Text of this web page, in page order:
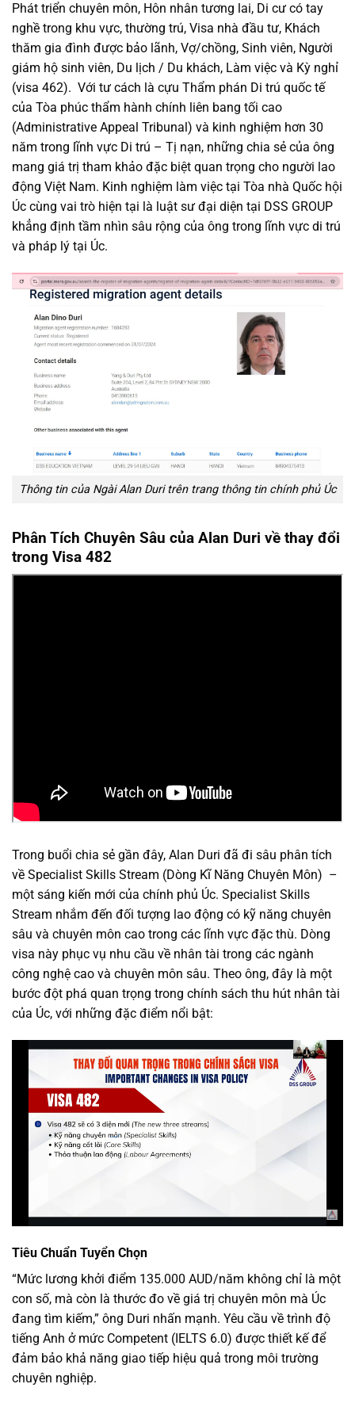
Phát triển chuyên môn, Hôn nhân tương lai, Di cư có tay
nghề trong khu vực, thường trú, Visa nhà đầu tư, Khách
thăm gia đình được bảo lãnh, Vợ/chồng, Sinh viên, Người
giám hộ sinh viên, Du lịch / Du khách, Làm việc và Kỳ nghỉ
(visa 462). Với tư cách là cựu Thẩm phán Di trú quốc tế
của Tòa phúc thẩm hành chính liên bang tối cao
(Administrative Appeal Tribunal) và kinh nghiệm hơn 30
năm trong lĩnh vực Di trú – Tị nạn, những chia sẻ của ông
mang giá trị tham khảo đặc biệt quan trọng cho người lao
động Việt Nam. Kinh nghiệm làm việc tại Tòa nhà Quốc hội
Úc cùng vai trò hiện tại là luật sư đại diện tại DSS GROUP
khẳng định tầm nhìn sâu rộng của ông trong lĩnh vực di trú
và pháp lý tại Úc.
Thông tin của Ngài Alan Duri trên trang thông tin chính phủ Úc
Phân Tích Chuyên Sâu của Alan Duri về thay đổi
trong Visa 482
Trong buổi chia sẻ gần đây, Alan Duri đã đi sâu phân tích
về Specialist Skills Stream (Dòng Kĩ Năng Chuyên Môn) –
một sáng kiến mới của chính phủ Úc. Specialist Skills
Stream nhắm đến đối tượng lao động có kỹ năng chuyên
sâu và chuyên môn cao trong các lĩnh vực đặc thù. Dòng
visa này phục vụ nhu cầu về nhân tài trong các ngành
công nghệ cao và chuyên môn sâu. Theo ông, đây là một
bước đột phá quan trọng trong chính sách thu hút nhân tài
của Úc, với những đặc điểm nổi bật:
Tiêu Chuẩn Tuyển Chọn
“Mức lương khởi điểm 135.000 AUD/năm không chỉ là một
con số, mà còn là thước đo về giá trị chuyên môn mà Úc
đang tìm kiếm,” ông Duri nhấn mạnh. Yêu cầu về trình độ
tiếng Anh ở mức Competent (IELTS 6.0) được thiết kế để
đảm bảo khả năng giao tiếp hiệu quả trong môi trường
chuyên nghiệp.